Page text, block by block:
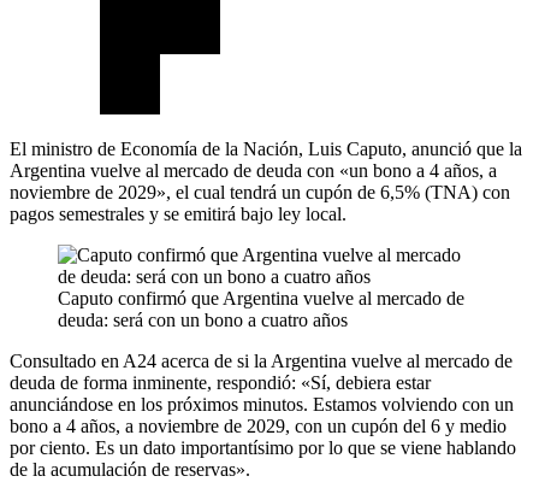
El ministro de Economía de la Nación, Luis Caputo, anunció que la
Argentina vuelve al mercado de deuda con «un bono a 4 años, a
noviembre de 2029», el cual tendrá un cupón de 6,5% (TNA) con
pagos semestrales y se emitirá bajo ley local.
Caputo confirmó que Argentina vuelve al mercado de
deuda: será con un bono a cuatro años
Consultado en A24 acerca de si la Argentina vuelve al mercado de
deuda de forma inminente, respondió: «Sí, debiera estar
anunciándose en los próximos minutos. Estamos volviendo con un
bono a 4 años, a noviembre de 2029, con un cupón del 6 y medio
por ciento. Es un dato importantísimo por lo que se viene hablando
de la acumulación de reservas».